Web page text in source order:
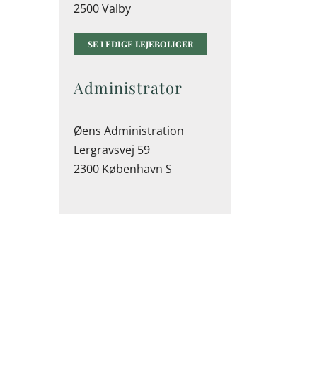
2500 Valby
SE LEDIGE LEJEBOLIGER
Administrator
Øens Administration
Lergravsvej 59
2300 København S